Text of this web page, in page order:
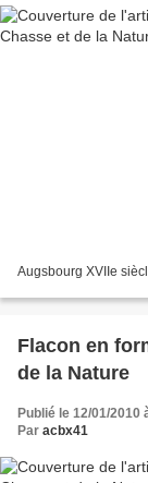
Augsbourg XVIIe
Flacon en
de la Nature
Publié le 12/01/2010
Par acbx41